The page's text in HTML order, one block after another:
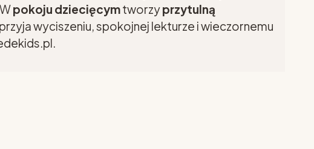
pokoju dziecięcymtworzyprzytulną
wyciszeniu, spokojnej lekturze i wieczornemu